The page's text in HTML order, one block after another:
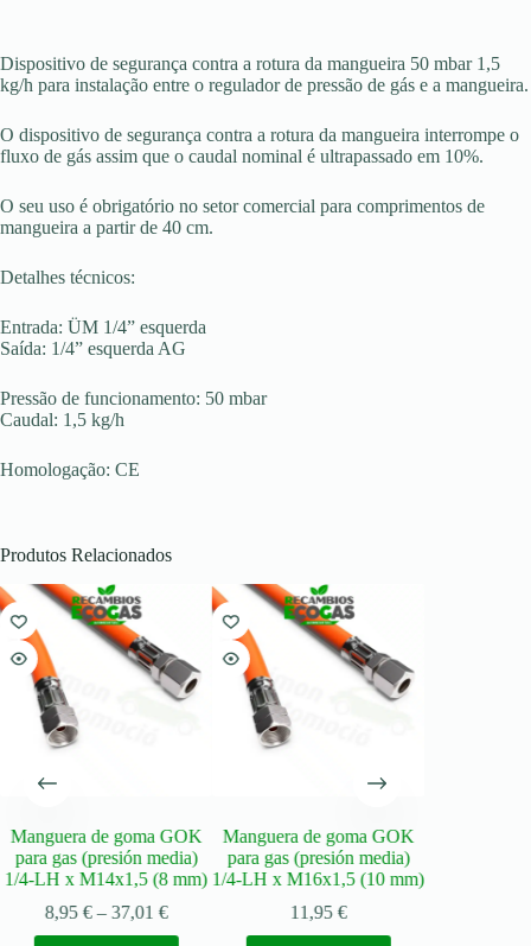
Dispositivo de segurança contra a rotura da mangueira 50 mbar 1,5
kg/h para instalação entre o regulador de pressão de gás e a mangueira.
O dispositivo de segurança contra a rotura da mangueira interrompe o
fluxo de gás assim que o caudal nominal é ultrapassado em 10%.
O seu uso é obrigatório no setor comercial para comprimentos de
mangueira a partir de 40 cm.
Detalhes técnicos:
Entrada: ÜM 1/4” esquerda
Saída: 1/4” esquerda AG
Pressão de funcionamento: 50 mbar
Caudal: 1,5 kg/h
Homologação: CE
Produtos Relacionados
Manguera de goma GOK
para gas (presión media)
1/4-LH x M14x1,5 (8 mm)
8,95 € – 37,01 €Price
range:
Manguera de goma GOK
para gas (presión media)
1/4-LH x M16x1,5 (10 mm)
11,95 €